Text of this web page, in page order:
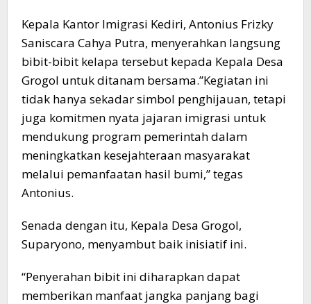
Kepala Kantor Imigrasi Kediri, Antonius Frizky
Saniscara Cahya Putra, menyerahkan langsung
bibit-bibit kelapa tersebut kepada Kepala Desa
Grogol untuk ditanam bersama.​”Kegiatan ini
tidak hanya sekadar simbol penghijauan, tetapi
juga komitmen nyata jajaran imigrasi untuk
mendukung program pemerintah dalam
meningkatkan kesejahteraan masyarakat
melalui pemanfaatan hasil bumi,” tegas
Antonius.​
Senada dengan itu, Kepala Desa Grogol,
Suparyono, menyambut baik inisiatif ini.
“Penyerahan bibit ini diharapkan dapat
memberikan manfaat jangka panjang bagi